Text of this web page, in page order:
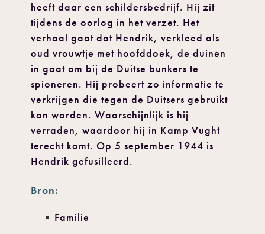
heeft daar een schildersbedrijf. Hij zit
tijdens de oorlog in het verzet. Het
verhaal gaat dat Hendrik, verkleed als
oud vrouwtje met hoofddoek, de duinen
in gaat om bij de Duitse bunkers te
spioneren. Hij probeert zo informatie te
verkrijgen die tegen de Duitsers gebruikt
kan worden. Waarschijnlijk is hij
verraden, waardoor hij in Kamp Vught
terecht komt. Op 5 september 1944 is
Hendrik gefusilleerd.
Bron:
Familie